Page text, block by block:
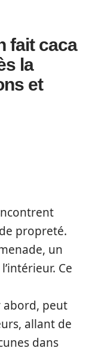
fait caca
la
et
propreté.
un
Ce
abord, peut
allant de
dans